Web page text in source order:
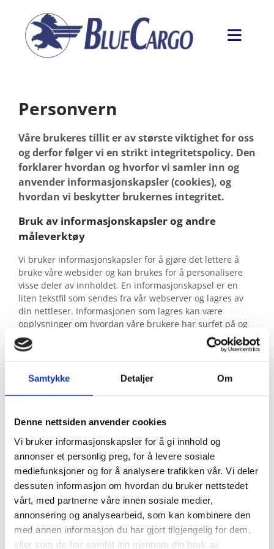
Samtykke Detaljer Om
Denne nettsiden anvender cookies
Vi bruker informasjonskapsler for å gi innhold og
annonser et personlig preg, for å levere sosiale
mediefunksjoner og for å analysere trafikken vår. Vi deler
dessuten informasjon om hvordan du bruker nettstedet
vårt, med partnerne våre innen sosiale medier,
annonsering og analysearbeid, som kan kombinere den
med annen informasjon du har gjort tilgjengelig for dem,
eller som de har samlet inn gjennom din bruk av
Personvern
Våre brukeres tillit er av største viktighet for oss
og derfor følger vi en strikt integritetspolicy. Den
forklarer hvordan og hvorfor vi samler inn og
anvender informasjonskapsler (cookies), og
hvordan vi beskytter brukernes integritet.
Bruk av informasjonskapsler og andre
måleverktøy
Vi bruker informasjonskapsler for å gjøre det lettere å
bruke våre websider og kan brukes for å personalisere
visse deler av innholdet. En informasjonskapsel er en
liten tekstfil som sendes fra vår webserver og lagres av
din nettleser. Informasjonen som lagres kan være
opplysninger om hvordan våre brukere har surfet på og
anvendt våre nettsider, og om hvilken nettleser de har
brukt.
Vi anvender statistikk om brukere og
trafikk/trafikkleverandører i aggregert form. Statistikken
inneholder aldri noen form for personlig informasjon, alt
lagrer atferd på nettstedet, derfor kan informasjon om
deg som bruker aldri kobles sammen med din identitet.
Din IP-adresse lagres av sikkerhetsmessige årsaker bare i
de tilfeller du selv aktivt registrerer deg på nettstedet.
Formål
Utvikle og forbedre nettstedet gjennom å forstå
hvordan det anvendes.